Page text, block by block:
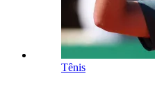
Tênis